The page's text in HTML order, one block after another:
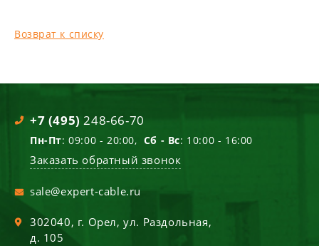
Возврат к списку
+7 (495) 248-66-70
Пн-Пт: 09:00 - 20:00, Сб - Вс: 10:00 - 16:00
Заказать обратный звонок
sale@expert-cable.ru
302040, г. Орел,ул. Раздольная,
д. 105